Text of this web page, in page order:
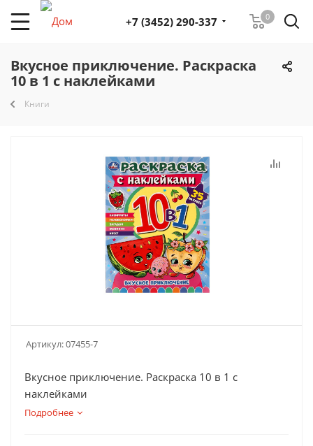
0
+7 (3452) 290-337
Вкусное приключение. Раскраска
10 в 1 с наклейками
Книги
Артикул:07455-7
Вкусное приключение. Раскраска 10 в 1 с
наклейками
Подробнее